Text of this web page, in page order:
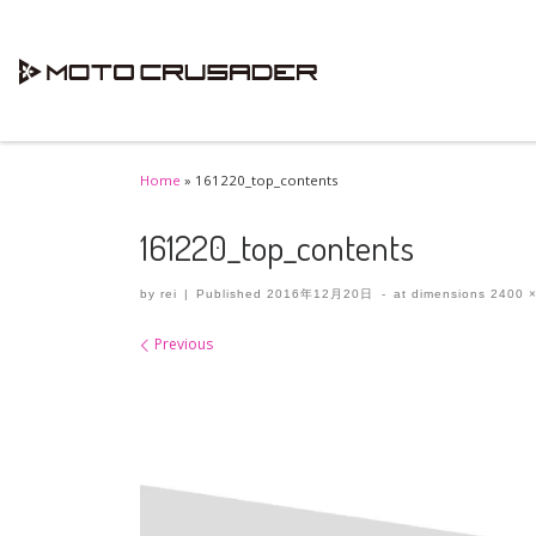
Home » 161220_top_contents
161220_top_contents
by rei | Published2016年12月20日 - at dimensions 2400
Images navigation
Previous